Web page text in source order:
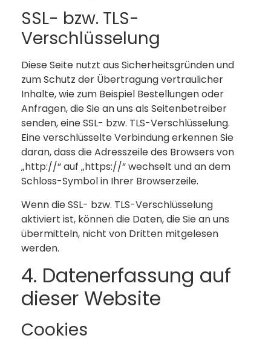
SSL- bzw. TLS-
Verschlüsselung
Diese Seite nutzt aus Sicherheitsgründen und
zum Schutz der Übertragung vertraulicher
Inhalte, wie zum Beispiel Bestellungen oder
Anfragen, die Sie an uns als Seitenbetreiber
senden, eine SSL- bzw. TLS-Verschlüsselung.
Eine verschlüsselte Verbindung erkennen Sie
daran, dass die Adresszeile des Browsers von
„http://“ auf „https://“ wechselt und an dem
Schloss-Symbol in Ihrer Browserzeile.
Wenn die SSL- bzw. TLS-Verschlüsselung
aktiviert ist, können die Daten, die Sie an uns
übermitteln, nicht von Dritten mitgelesen
werden.
4. Datenerfassung auf
dieser Website
Cookies